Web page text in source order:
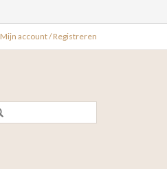
Mijn account / Registreren